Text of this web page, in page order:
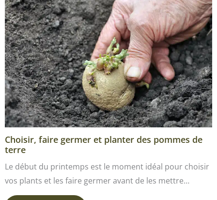
Choisir, faire germer et planter des pommes de
terre
Le début du printemps est le moment idéal pour choisir
vos plants et les faire germer avant de les mettre…